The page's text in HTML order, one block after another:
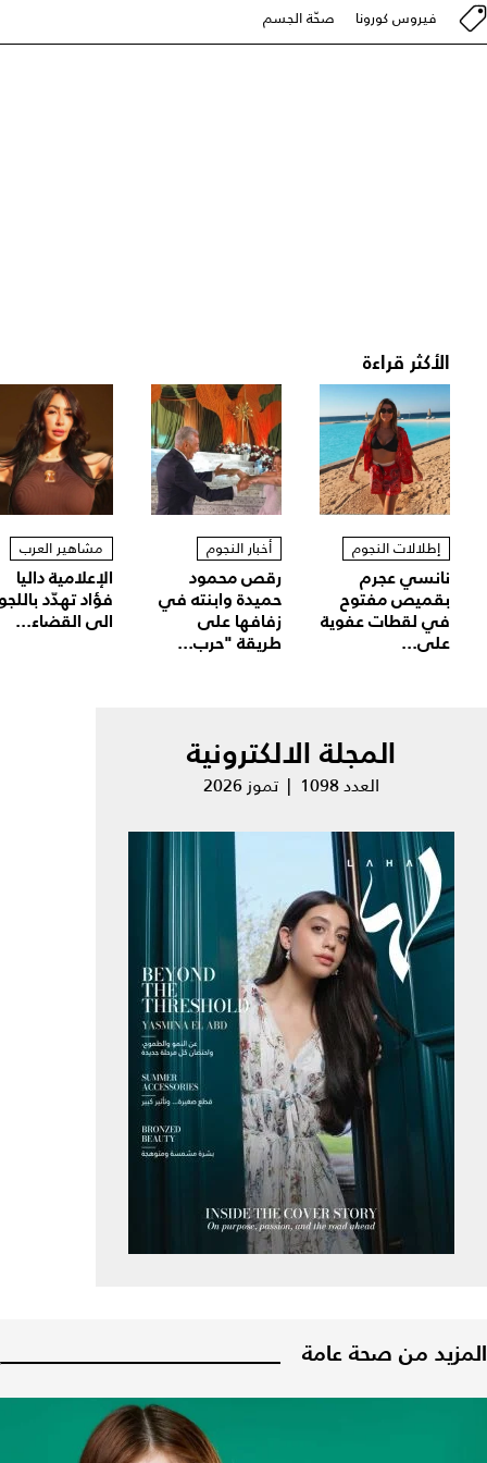
فيروس كورونا صحّة الجسم
الأكثر قراءة
إطلالات النجوم
نانسي عجرم
بقميص مفتوح
في لقطات عفوية
على...
أخبار النجوم
رقص محمود
حميدة وابنته في
زفافها على
طريقة "حرب...
مشاهير العرب
الإعلامية داليا
فؤاد تهدّد
الى القضاء...
المجلة الالكترونية
العدد 1098 | تموز 2026
المزيد من صحة عامة